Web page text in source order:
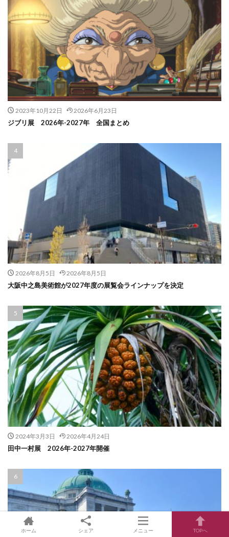
2023年10月22日 2026年6月23日
ジブリ展 2026年-2027年 全国まとめ
2026年8月5日 2026年8月5日
大阪中之島美術館が2027年度の展覧会ラインナップを決定
2024年3月3日 2026年4月24日
田中一村展 2026年-2027年開催
ホーム シェア メニュー TOPへ